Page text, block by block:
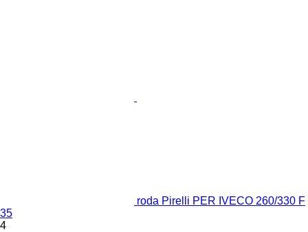
roda Pirelli PER IVECO 260/330 F
35
4